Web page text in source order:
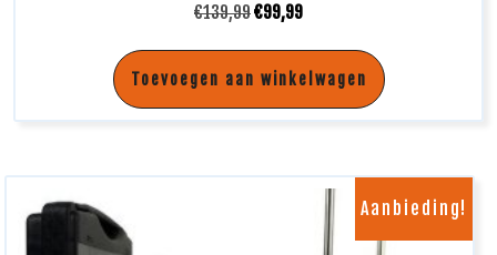
€139,99€99,99
Toevoegen aan winkelwagen
Aanbieding!